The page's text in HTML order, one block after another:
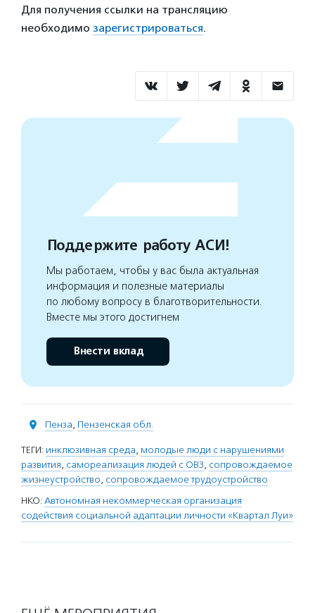
Для получения ссылки на трансляцию
необходимо зарегистрироваться.
Поддержите работу АСИ!
Мы работаем, чтобы у вас была актуальная
информация и полезные материалы
по любому вопросу в благотворительности.
Вместе мы этого достигнем
Внести вклад
Пенза, Пензенская обл.
ТЕГИ: инклюзивная среда, молодые люди с нарушениями
развития, самореализация людей с ОВЗ, сопровождаемое
жизнеустройство, сопровождаемое трудоустройство
НКО: Автономная некоммерческая организация
содействия социальной адаптации личности «Квартал Луи»